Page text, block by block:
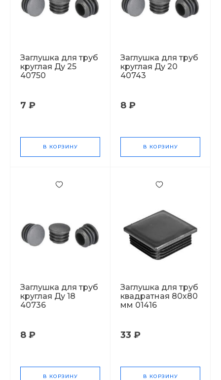
Заглушка для труб
круглая Ду 25
40750
7 ₽
В КОРЗИНУ
Заглушка для труб
круглая Ду 20
40743
8 ₽
В КОРЗИНУ
Заглушка для труб
круглая Ду 18
40736
8 ₽
В КОРЗИНУ
Заглушка для труб
квадратная 80х80
мм 01416
33 ₽
В КОРЗИНУ